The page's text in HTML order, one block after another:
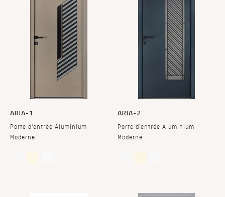
ARIA-1
Porte d'entrée Aluminium
Moderne
ARIA-2
Porte d'entrée Aluminium
Moderne